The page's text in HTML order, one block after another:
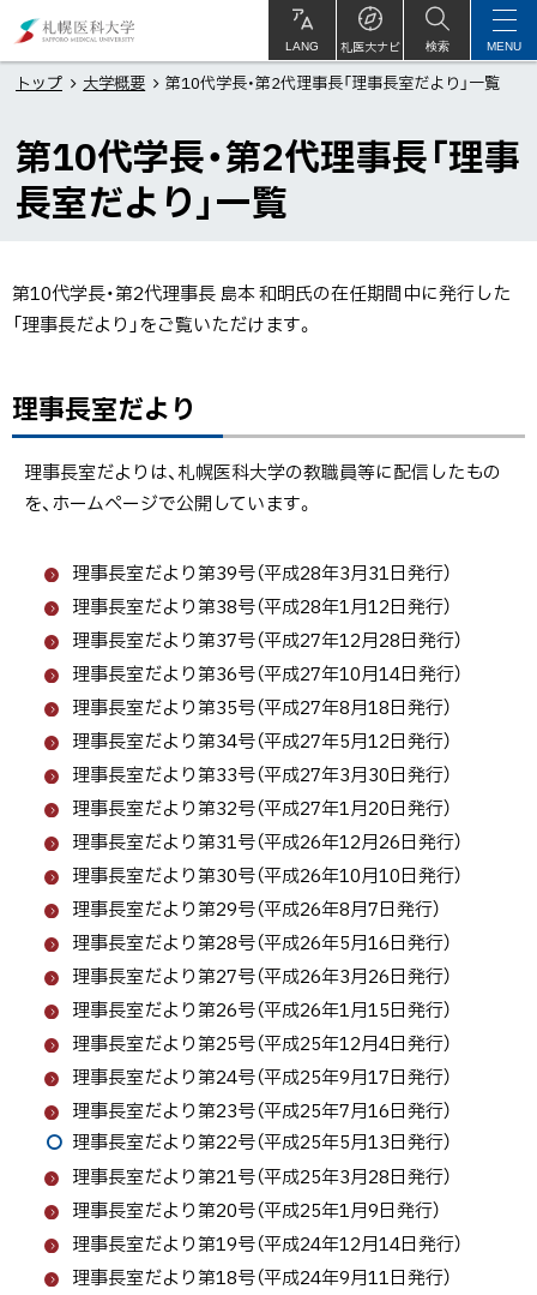
文
へ
ニ
ー
医
大
学
LANG 札医大ナビ
サ
イ
ト
内
検索 MENU
トップ 大学概要 第10代学長・第2代理事長「理事長室だより」一覧
第10代学長・第2代理事長「理事
長室だより」一覧
第10代学長・第2代理事長 島本 和明氏の在任期間中に発行した
「理事長だより」をご覧いただけます。
ー
ジ
内
目
ト
ッ
プ
に
理事長室だより
理事長室だよりは、札幌医科大学の教職員等に配信したもの
を、ホームページで公開しています。
理事長室だより第39号（平成28年3月31日発行）
理事長室だより第38号（平成28年1月12日発行）
理事長室だより第37号（平成27年12月28日発行）
理事長室だより第36号（平成27年10月14日発行）
理事長室だより第35号（平成27年8月18日発行）
理事長室だより第34号（平成27年5月12日発行）
理事長室だより第33号（平成27年3月30日発行）
理事長室だより第32号（平成27年1月20日発行）
理事長室だより第31号（平成26年12月26日発行）
理事長室だより第30号（平成26年10月10日発行）
理事長室だより第29号（平成26年8月7日発行）
理事長室だより第28号（平成26年5月16日発行）
理事長室だより第27号（平成26年3月26日発行）
理事長室だより第26号（平成26年1月15日発行）
理事長室だより第25号（平成25年12月4日発行）
理事長室だより第24号（平成25年9月17日発行）
理事長室だより第23号（平成25年7月16日発行）
理事長室だより第22号（平成25年5月13日発行）
理事長室だより第21号（平成25年3月28日発行）
理事長室だより第20号（平成25年1月9日発行）
理事長室だより第19号（平成24年12月14日発行）
理事長室だより第18号（平成24年9月11日発行）